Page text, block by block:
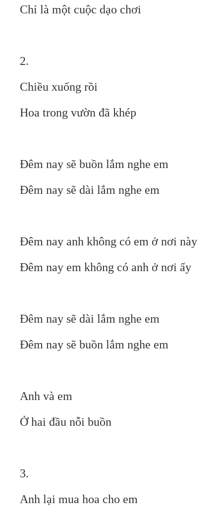
Chỉ là một cuộc dạo chơi
2.
Chiều xuống rồi
Hoa trong vườn đã khép
Đêm nay sẽ buồn lắm nghe em
Đêm nay sẽ dài lắm nghe em
Đêm nay anh không có em ở nơi này
Đêm nay em không có anh ở nơi ấy
Đêm nay sẽ dài lắm nghe em
Đêm nay sẽ buồn lắm nghe em
Anh và em
Ở hai đầu nỗi buồn
3.
Anh lại mua hoa cho em